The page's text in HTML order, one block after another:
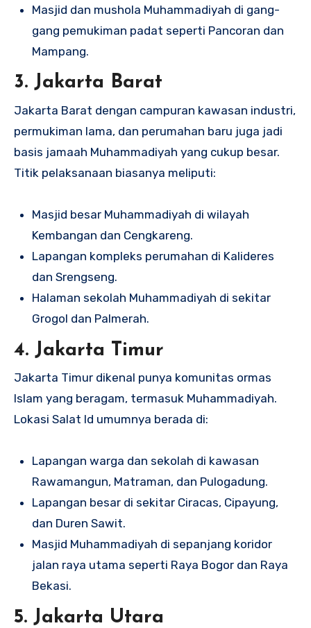
Masjid dan mushola Muhammadiyah di gang-
gang pemukiman padat seperti Pancoran dan
Mampang.
3. Jakarta Barat
Jakarta Barat dengan campuran kawasan industri,
permukiman lama, dan perumahan baru juga jadi
basis jamaah Muhammadiyah yang cukup besar.
Titik pelaksanaan biasanya meliputi:
Masjid besar Muhammadiyah di wilayah
Kembangan dan Cengkareng.
Lapangan kompleks perumahan di Kalideres
dan Srengseng.
Halaman sekolah Muhammadiyah di sekitar
Grogol dan Palmerah.
4. Jakarta Timur
Jakarta Timur dikenal punya komunitas ormas
Islam yang beragam, termasuk Muhammadiyah.
Lokasi Salat Id umumnya berada di:
Lapangan warga dan sekolah di kawasan
Rawamangun, Matraman, dan Pulogadung.
Lapangan besar di sekitar Ciracas, Cipayung,
dan Duren Sawit.
Masjid Muhammadiyah di sepanjang koridor
jalan raya utama seperti Raya Bogor dan Raya
Bekasi.
5. Jakarta Utara